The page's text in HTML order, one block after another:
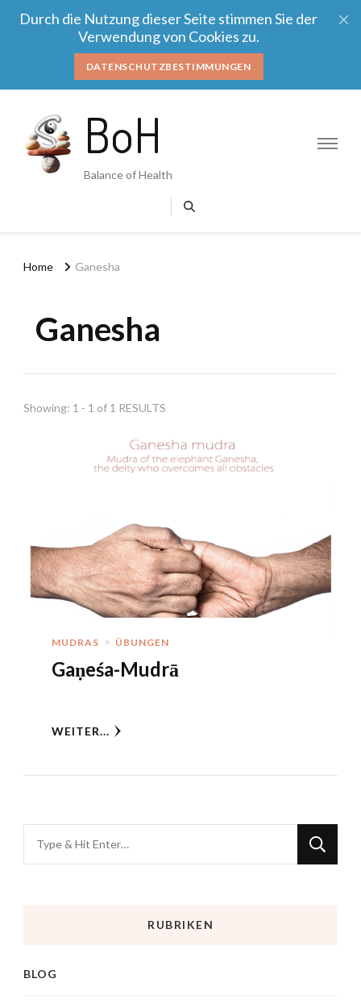
Durch die Nutzung dieser Seite stimmen Sie der
Verwendung von Cookies zu.
DATENSCHUTZBESTIMMUNGEN
BoH
Balance of Health
Home Ganesha
Ganesha
Showing: 1 - 1 of 1 RESULTS
MUDRAS ÜBUNGEN
Gaṇeśa-Mudrā
WEITER...
RUBRIKEN
BLOG